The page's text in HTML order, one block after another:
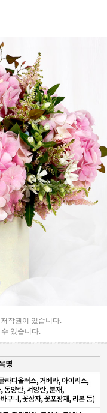
작권이 있습니다.
있습니다.